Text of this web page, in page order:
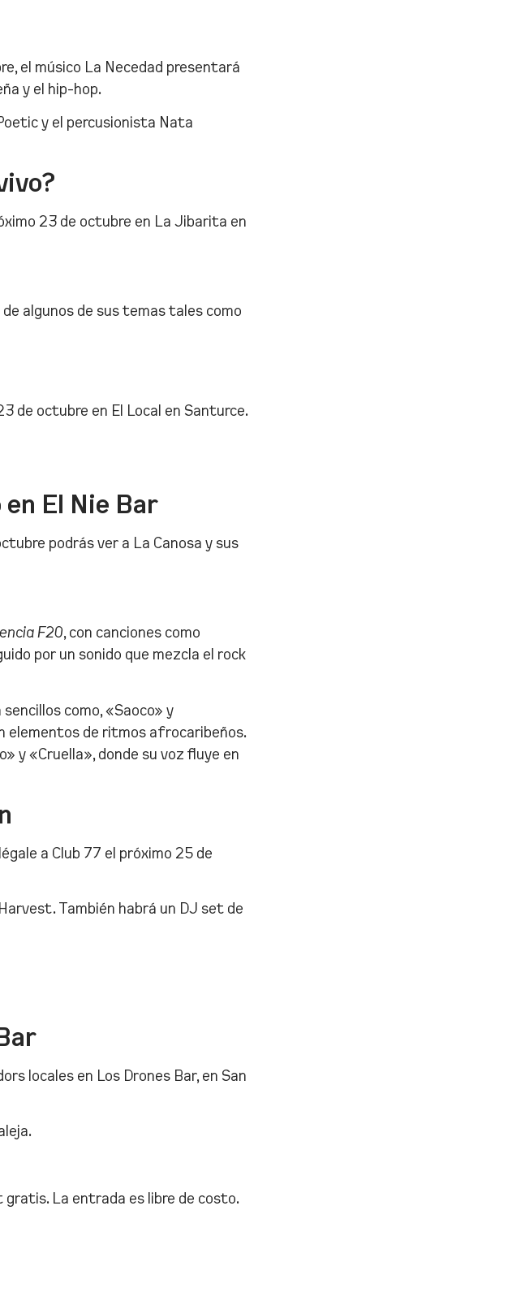
el músico La Necedad presentará
y el hip-hop.
y el percusionista Nata
23 de octubre en La Jibarita en
algunos de sus temas tales como
de octubre en El Local en Santurce.
El Nie Bar
podrás ver a La Canosa y sus
F20, con canciones como
por un sonido que mezcla el rock
como, «Saoco» y
elementos de ritmos afrocaribeños.
y «Cruella», donde su voz fluye en
a Club 77 el próximo 25 de
También habrá un DJ set de
locales en Los Drones Bar, en San
La entrada es libre de costo.